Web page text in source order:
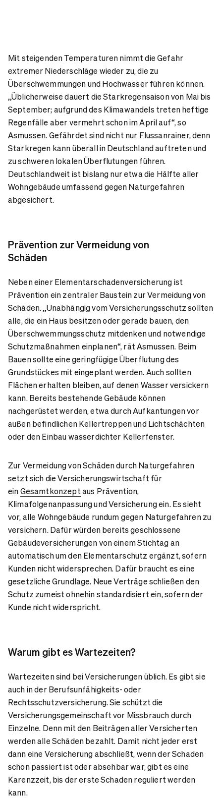
Mit steigenden Temperaturen nimmt die Gefahr
extremer Niederschläge wieder zu, die zu
Überschwemmungen und Hochwasser führen können.
„Üblicherweise dauert die Starkregensaison von Mai bis
September; aufgrund des Klimawandels treten heftige
Regenfälle aber vermehrt schon im April auf“, so
Asmussen. Gefährdet sind nicht nur Flussanrainer, denn
Starkregen kann überall in Deutschland auftreten und
zu schweren lokalen Überflutungen führen.
Deutschlandweit ist bislang nur etwa die Hälfte aller
Wohngebäude umfassend gegen Naturgefahren
abgesichert.
Prävention zur Vermeidung von
Schäden
Neben einer Elementarschadenversicherung ist
Prävention ein zentraler Baustein zur Vermeidung von
Schäden. „Unabhängig vom Versicherungsschutz sollten
alle, die ein Haus besitzen oder gerade bauen, den
Überschwemmungsschutz mitdenken und notwendige
Schutzmaßnahmen einplanen“, rät Asmussen. Beim
Bauen sollte eine geringfügige Überflutung des
Grundstückes mit eingeplant werden. Auch sollten
Flächen erhalten bleiben, auf denen Wasser versickern
kann. Bereits bestehende Gebäude können
nachgerüstet werden, etwa durch Aufkantungen vor
außen befindlichen Kellertreppen und Lichtschächten
oder den Einbau wasserdichter Kellerfenster.
Zur Vermeidung von Schäden durch Naturgefahren
setzt sich die Versicherungswirtschaft für
einGesamtkonzeptaus Prävention,
Klimafolgenanpassung und Versicherung ein. Es sieht
vor, alle Wohngebäude rundum gegen Naturgefahren zu
versichern. Dafür würden bereits geschlossene
Gebäudeversicherungen von einem Stichtag an
automatisch um den Elementarschutz ergänzt, sofern
Kunden nicht widersprechen. Dafür braucht es eine
gesetzliche Grundlage. Neue Verträge schließen den
Schutz zumeist ohnehin standardisiert ein, sofern der
Kunde nicht widerspricht.
Warum gibt es Wartezeiten?
Wartezeiten sind bei Versicherungen üblich. Es gibt sie
auch in der Berufsunfähigkeits- oder
Rechtsschutzversicherung. Sie schützt die
Versicherungsgemeinschaft vor Missbrauch durch
Einzelne. Denn mit den Beiträgen aller Versicherten
werden alle Schäden bezahlt. Damit nicht jeder erst
dann eine Versicherung abschließt, wenn der Schaden
schon passiert ist oder absehbar war, gibt es eine
Karenzzeit, bis der erste Schaden reguliert werden
kann.